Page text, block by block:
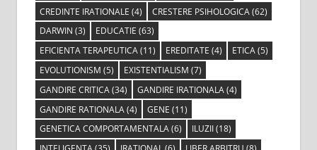
CREDINTE IRATIONALE (4) CRESTERE PSIHOLOGICA(62)
DARWIN (3) EDUCATIE (63)
EFICIENTA TERAPEUTICA(11) EREDITATE (4) ETICA(5)
EVOLUTIONISM (5) EXISTENTIALISM (7)
GANDIRE CRITICA(34) GANDIRE IRATIONALA(4)
GANDIRE RATIONALA(4) GENE (11)
GENETICA COMPORTAMENTALA(6) ILUZII(18)